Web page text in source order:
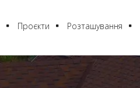
Проєкти Розташування